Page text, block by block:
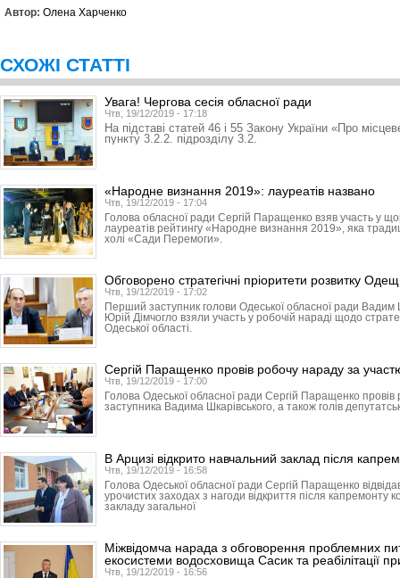
Автор: Олена Харченко
СХОЖІ СТАТТІ
Увага! Чергова сесія обласної ради
Чтв, 19/12/2019 - 17:18
На підставі статей 46 і 55 Закону України «Про
пункту 3.2.2. підрозділу 3.2.
«Народне визнання 2019»: лауреатів названо
Чтв, 19/12/2019 - 17:04
Голова обласної ради Сергій Паращенко взяв участь у
лауреатів рейтингу «Народне визнання 2019», яка
холі «Сади Перемоги».
Обговорено стратегічні пріоритети розвитку
Чтв, 19/12/2019 - 17:02
Перший заступник голови Одеської обласної ради Вадим
Юрій Дімчогло взяли участь у робочій нараді щодо
Одеської області.
Сергій Паращенко провів робочу нараду за
Чтв, 19/12/2019 - 17:00
Голова Одеської обласної ради Сергій Паращенко
заступника Вадима Шкарівського, а також голів
В Арцизі відкрито навчальний заклад після
Чтв, 19/12/2019 - 16:58
Голова Одеської обласної ради Сергій Паращенко
урочистих заходах з нагоди відкриття після капремонту
закладу загальної
Міжвідомча нарада з обговорення проблемних
екосистеми водосховища Сасик та реабілітації
Чтв, 19/12/2019 - 16:56